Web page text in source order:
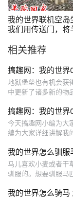
我的世界联机空岛
我们用传送门，将
相关推荐
搞趣网：我的世
地狱堡垒也有机会获
中更新了诸多新的物
搞趣网：我的世
今天搞趣网小编为大
编为大家详细讲解我
我的世界怎么驯
马儿喜欢小麦或者干
驯服的。想要驯服马
我的世界怎么骑马